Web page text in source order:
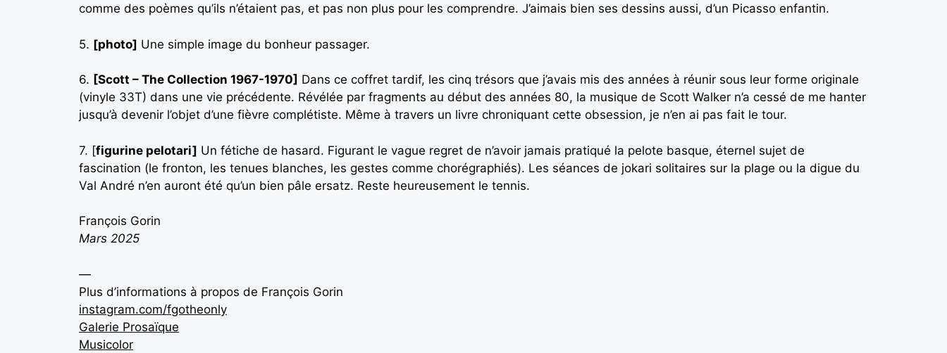
comme des poèmes qu’ils n’étaient pas, et pas non plus pour les comprendre. J’aimais bien ses dessins aussi, d’un Picasso enfantin.
5. [photo] Une simple image du bonheur passager.
6. [Scott – The Collection 1967-1970] Dans ce coffret tardif, les cinq trésors que j’avais mis des années à réunir sous leur forme originale
(vinyle 33T) dans une vie précédente. Révélée par fragments au début des années 80, la musique de Scott Walker n’a cessé de me hanter
jusqu’à devenir l’objet d’une fièvre complétiste. Même à travers un livre chroniquant cette obsession, je n’en ai pas fait le tour.
7. [figurine pelotari] Un fétiche de hasard. Figurant le vague regret de n’avoir jamais pratiqué la pelote basque, éternel sujet de
fascination (le fronton, les tenues blanches, les gestes comme chorégraphiés). Les séances de jokari solitaires sur la plage ou la digue du
Val André n’en auront été qu’un bien pâle ersatz. Reste heureusement le tennis.
François Gorin
Mars 2025
—
Plus d’informations à propos de François Gorin
instagram.com/fgotheonly
Galerie Prosaïque
Musicolor